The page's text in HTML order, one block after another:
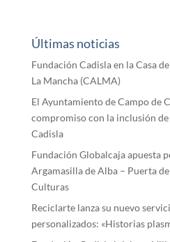
Últimas noticias
Fundación Cadisla en la Casa
La Mancha (CALMA)
El Ayuntamiento de Campo de
compromiso con la inclusión
Cadisla
Fundación Globalcaja apuesta
Argamasilla de Alba – Puerta
Culturas
Reciclarte lanza su nuevo
personalizados: «Historias